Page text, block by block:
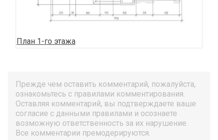
План 1-го этажа
Прежде чем оставить комментарий, пожалуйста,
ознакомьтесь с правилами комментирования.
Оставляя комментарий, вы подтверждаете ваше
согласие с данными правилами и осознаете
возможную ответственность за их нарушение.
Все комментарии премодерируются.